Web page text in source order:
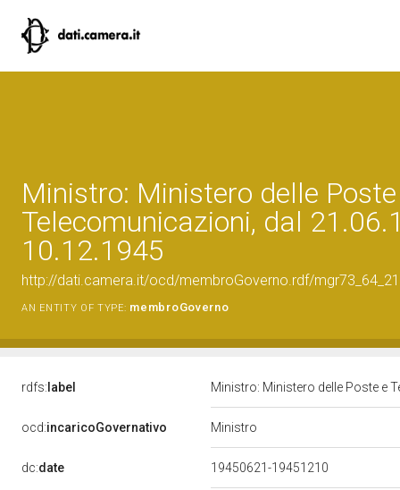
Ministro: Ministero delle
Telecomunicazioni, dal
10.12.1945
http://dati.camera.it/ocd/membroGoverno.rdf/
AN ENTITY OF TYPE: membroGoverno
rdfs: label Ministro: Ministero delle Poste e
ocd:incaricoGovernativo Ministro
dc:date 19450621-19451210